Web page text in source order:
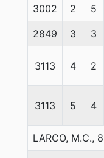
3002 2 5
2849 3 3
3113 4 2
3113 5 4
LARCO, M.C.,